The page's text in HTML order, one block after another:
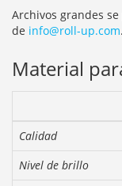
Archivos grandes
de info@roll-up.com.
Material
Calidad
Nivel de brillo